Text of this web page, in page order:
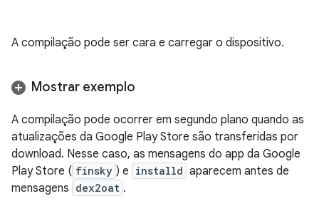
A compilação pode ser cara e carregar o dispositivo.
Mostrar exemplo
A compilação pode ocorrer em segundo plano quando as
atualizações da Google Play Store são transferidas por
download. Nesse caso, as mensagens do app da Google
Play Store ( finsky ) e installd aparecem antes de
mensagens dex2oat .